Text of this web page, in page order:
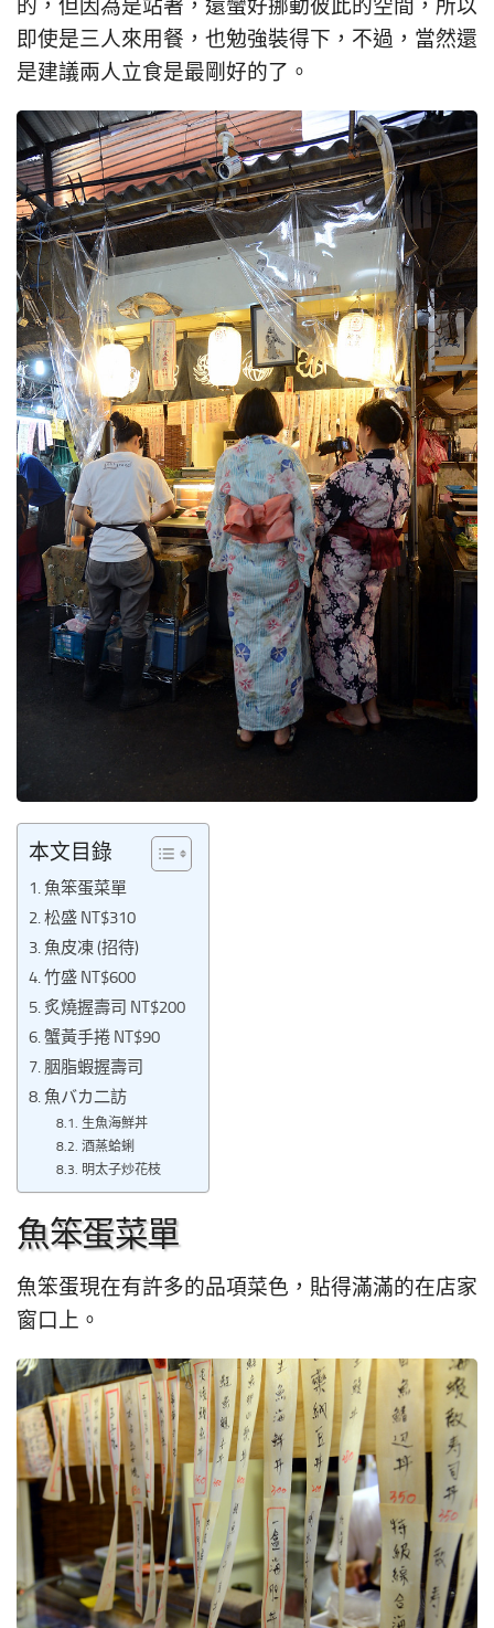
的，但因為是站著，還蠻好挪動彼此的空間，所以
即使是三人來用餐，也勉強裝得下，不過，當然還
是建議兩人立食是最剛好的了。
本文目錄
魚笨蛋菜單
松盛 NT$310
魚皮凍 (招待)
竹盛 NT$600
炙燒握壽司 NT$200
蟹黃手捲 NT$90
胭脂蝦握壽司
魚バカ二訪
生魚海鮮丼
酒蒸蛤蜊
明太子炒花枝
魚笨蛋菜單
魚笨蛋現在有許多的品項菜色，貼得滿滿的在店家
窗口上。